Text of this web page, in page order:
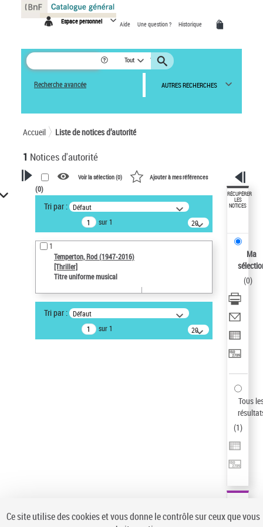
Espace personnel Aide Une question ? Historique
Tout
Recherche avancée AUTRES RECHERCHES
Accueil Liste de notices d’autorité
1 Notices d'autorité
VOTRE RECHERCHE
Recherche avancée dans les
notices d’autorité
Œuvres liées à l'auteur :
Temperton, Rod (1947-2016)
Type de notice d'autorité
Titre uniforme musical
Voir la sélection (0) Ajouter à mes références
(0)
Tri par : Défaut
sur 1
20
résultats/page
1
Temperton, Rod (1947-2016)
[Thriller]
Titre uniforme musical
Tri par : Défaut
sur 1
20
résultats/page
RÉCUPÉRER
LES
NOTICES
Ma
(0)
Tous
(1)
Panneau de gestion des cookies
Ce site utilise des cookies et vous donne le contrôle sur ceux que vous